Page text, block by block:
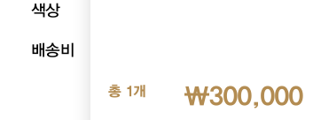
총 1개 ₩300,000
색상
배송비